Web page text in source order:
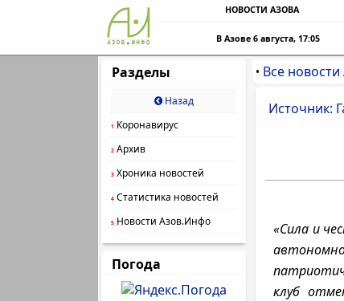
НОВОСТИ АЗОВА
В Азове 6 августа, 17:05
Разделы
Назад
1 Коронавирус
2 Архив
3 Хроника новостей
4 Статистика новостей
5 Новости Азов.Инфо
Погода
• Все новости
Источник:
«Сила и
клуб